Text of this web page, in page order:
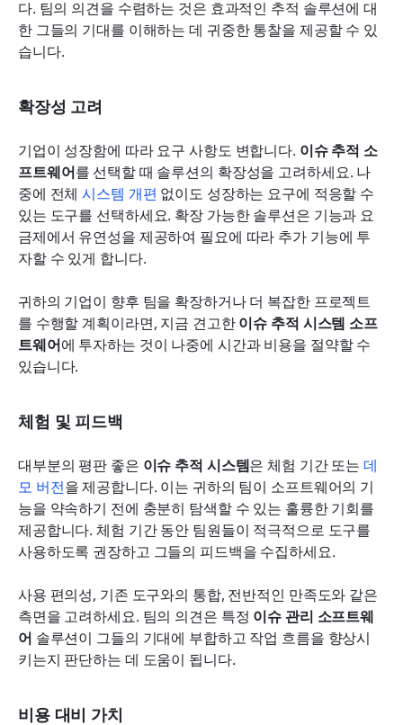
다. 팀의 의견을 수렴하는 것은 효과적인 추적 솔루션에 대
한 그들의 기대를 이해하는 데 귀중한 통찰을 제공할 수 있
습니다.
확장성 고려
기업이 성장함에 따라 요구 사항도 변합니다. 이슈 추적 소
프트웨어를 선택할 때 솔루션의 확장성을 고려하세요. 나
중에 전체 시스템 개편 없이도 성장하는 요구에 적응할 수
있는 도구를 선택하세요. 확장 가능한 솔루션은 기능과 요
금제에서 유연성을 제공하여 필요에 따라 추가 기능에 투
자할 수 있게 합니다.
귀하의 기업이 향후 팀을 확장하거나 더 복잡한 프로젝트
를 수행할 계획이라면, 지금 견고한 이슈 추적 시스템 소프
트웨어에 투자하는 것이 나중에 시간과 비용을 절약할 수
있습니다.
체험 및 피드백
대부분의 평판 좋은 이슈 추적 시스템은 체험 기간 또는 데
모 버전을 제공합니다. 이는 귀하의 팀이 소프트웨어의 기
능을 약속하기 전에 충분히 탐색할 수 있는 훌륭한 기회를
제공합니다. 체험 기간 동안 팀원들이 적극적으로 도구를
사용하도록 권장하고 그들의 피드백을 수집하세요.
사용 편의성, 기존 도구와의 통합, 전반적인 만족도와 같은
측면을 고려하세요. 팀의 의견은 특정 이슈 관리 소프트웨
어 솔루션이 그들의 기대에 부합하고 작업 흐름을 향상시
키는지 판단하는 데 도움이 됩니다.
비용 대비 가치